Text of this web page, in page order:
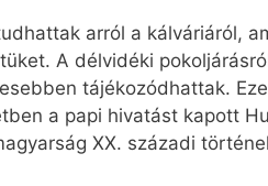
arról a kálváriáról,
A délvidéki
tájékozódhattak.
a papi hivatást kapott
XX. századi